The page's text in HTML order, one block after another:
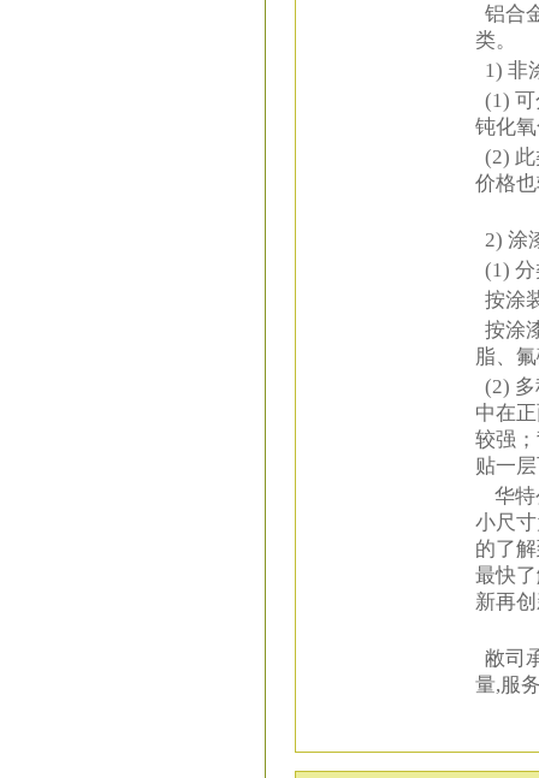
铝合
类。
1) 非
(1)
钝化
(2)
价格
2) 涂
(1)
按涂
按涂
脂、
(2)
中在
较强
贴一
华特
小尺
的了
最快
新再
敝司
量,服